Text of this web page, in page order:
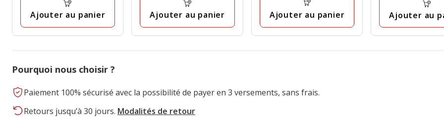
Ajouter au panier Ajouter au panier Ajouter au panier Ajouter au
Pourquoi nous choisir ?
Paiement 100% sécurisé avec la possibilité de payer en 3 versements, sans frais.
Retours jusqu’à 30 jours. Modalités de retour